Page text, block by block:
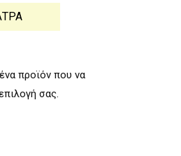
προϊόν που να
σας.